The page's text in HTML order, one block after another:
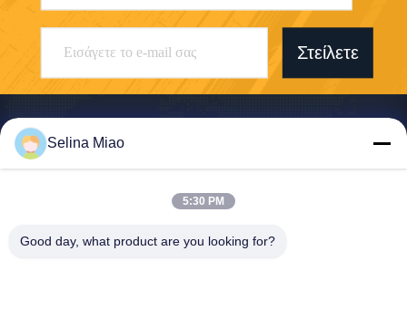
Στείλετε
Shanghai Tankii Alloy Material Co.,Ltd
86-21-56110178
Selina Miao
5:30 PM
Good day, what product are you looking for?